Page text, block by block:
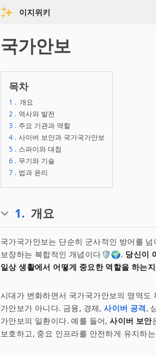
이지위키
국가안보
목차
1 . 개요
2 . 역사와 발전
3 . 주요 기관과 역할
4 . 사이버 보안과 국가국가안보
5 . 스파이와 대첩
6 . 무기와 기술
7 . 법과 윤리
1. 개요
국가국가안보는 단순히 군사적인 방어를
보장하는 복합적인 개념이다🛡️🌍. 당신이
일상 생활에서 어떻게 중요한 역할을 하는
시대가 변화하면서 국가국가안보의 영역도
가안보가 아니다. 금융, 경제,사이버 공격,
가안보의 일환이다. 예를 들어,사이버 보안
보호하고, 중요 인프라를 안전하게 유지하